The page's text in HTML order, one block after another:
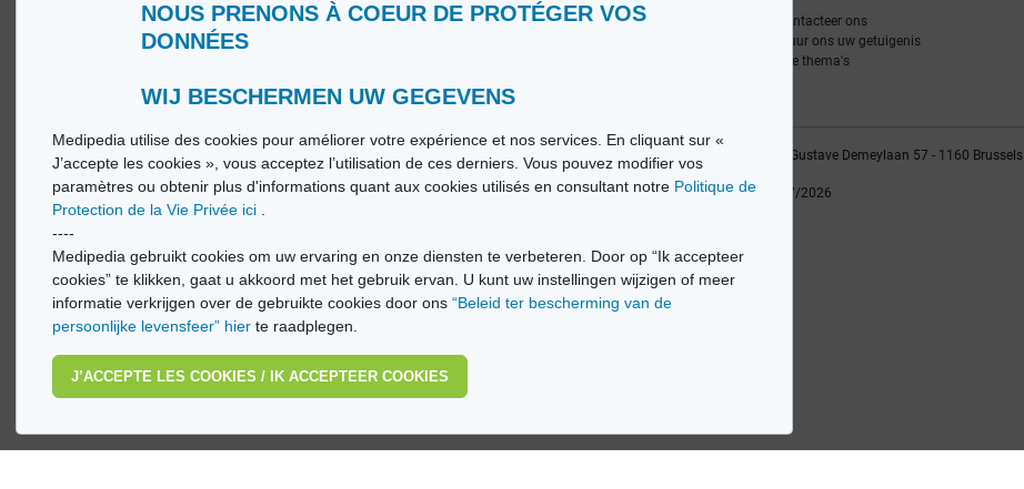
NOUS PRENONS À COEUR DE PROTÉGER VOS
DONNÉES
WIJ BESCHERMEN UW GEGEVENS
Medipedia utilise des cookies pour améliorer votre expérience et nos services. En cliquant sur «
J’accepte les cookies », vous acceptez l’utilisation de ces derniers. Vous pouvez modifier vos
paramètres ou obtenir plus d'informations quant aux cookies utilisés en consultant notre Politique de
Protection de la Vie Privée ici .
----
Medipedia gebruikt cookies om uw ervaring en onze diensten te verbeteren. Door op “Ik accepteer
cookies” te klikken, gaat u akkoord met het gebruik ervan. U kunt uw instellingen wijzigen of meer
informatie verkrijgen over de gebruikte cookies door ons“Beleid ter bescherming van de
persoonlijke levensfeer” hier te raadplegen.
J’ACCEPTE LES COOKIES / IK ACCEPTEER COOKIES
Wie zijn wij?
Gebruiksvoorwaarden
Woordenlijst
Contacteer ons
Stuur ons uw getuigenis
Alle thema's
© Vivio sa, 2014-2026 - Tous droits réservés | Avenue Gustave Demeylaan 57 - 1160 Brussels
Laatste update: 22/07/2026